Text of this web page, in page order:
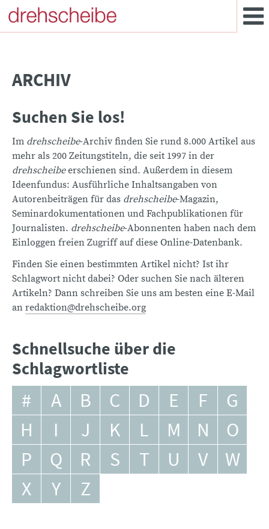
ARCHIV
Suchen Sie los!
Im drehscheibe-Archiv finden Sie rund 8.000 Artikel aus
mehr als 200 Zeitungstiteln, die seit 1997 in der
drehscheibeerschienen sind. Außerdem in diesem
Ideenfundus: Ausführliche Inhaltsangaben von
Autorenbeiträgen für das drehscheibe-Magazin,
Seminardokumentationen und Fachpublikationen für
Journalisten. drehscheibe-Abonnenten haben nach dem
Einloggen freien Zugriff auf diese Online-Datenbank.
Finden Sie einen bestimmten Artikel nicht? Ist ihr
Schlagwort nicht dabei? Oder suchen Sie nach älteren
Artikeln? Dann schreiben Sie uns am besten eine E-Mail
an redaktion@drehscheibe.org
Schnellsuche über die
Schlagwortliste
# A B C D E F
G
H
I J K L M N
O
P
Q R S T U V
W
X
Y Z